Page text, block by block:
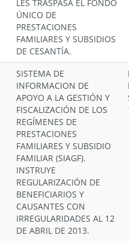
LES TRASPASA EL FONDO
ÚNICO DE
PRESTACIONES
FAMILIARES Y SUBSIDIOS
DE CESANTÍA.
SISTEMA DE
INFORMACION DE
APOYO A LA GESTIÓN Y
FISCALIZACIÓN DE LOS
REGÍMENES DE
PRESTACIONES
FAMILIARES Y SUBSIDIO
FAMILIAR (SIAGF).
INSTRUYE
REGULARIZACIÓN DE
BENEFICIARIOS Y
CAUSANTES CON
IRREGULARIDADES AL 12
DE ABRIL DE 2013.